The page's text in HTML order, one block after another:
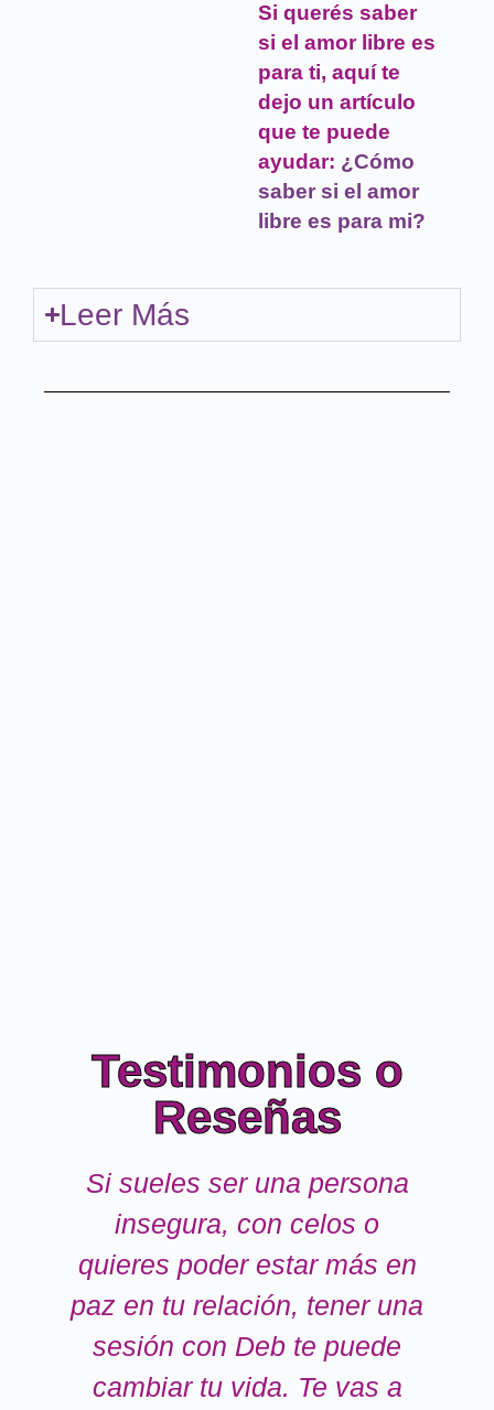
Si querés saber
si el amor libre es
para ti, aquí te
dejo un artículo
que te puede
ayudar: ¿Cómo
saber si el amor
libre es para mi?
Leer Más
Testimonios o
Reseñas
Si sueles ser una persona
insegura, con celos o
quieres poder estar más en
paz en tu relación, tener una
sesión con Deb te puede
cambiar tu vida. Te vas a